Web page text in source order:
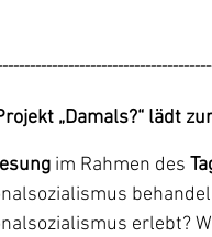
„Damals?“ lädt
im Rahmen des
erlebt?